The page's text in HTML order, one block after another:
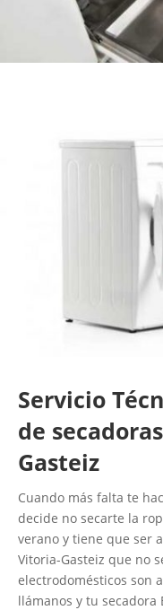
Servicio
de
Gasteiz
Cuando más falta te
decide no secarte la
verano y tiene que ser
Vitoria-Gasteiz que no
electrodomésticos son
llámanos y tu secadora